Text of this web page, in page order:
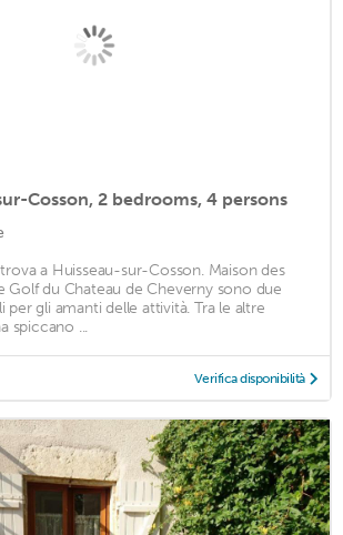
Cosson, 2 bedrooms, 4 persons
a Huisseau-sur-Cosson. Maison des
Golf du Chateau de Cheverny sono due
per gli amanti delle attività. Tra le altre
spiccano ...
Verifica disponibilità